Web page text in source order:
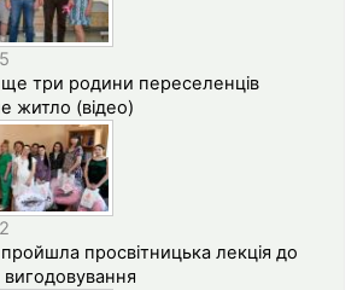
три родини переселенців
житло (відео)
просвітницька лекція до